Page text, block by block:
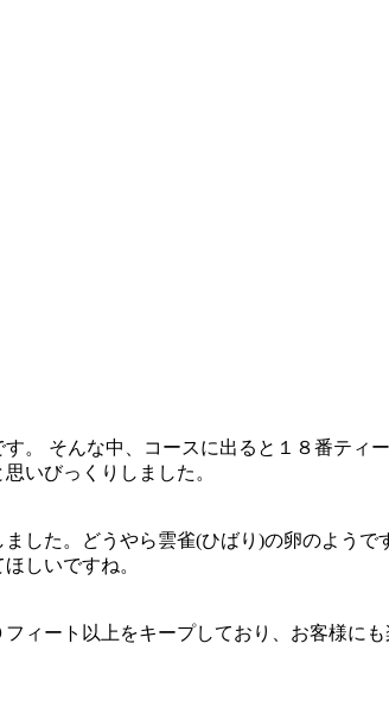
。 そんな中、コースに出ると１８番ティ
いびっくりしました。
た。どうやら雲雀(ひばり)の卵のようで
しいですね。
ィート以上をキープしており、お客様に